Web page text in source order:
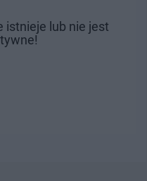
istnieje lub nie jest